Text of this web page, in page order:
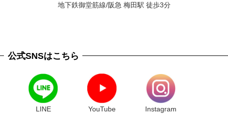
地下鉄御堂筋線/阪急 梅田駅 徒歩3分
公式SNSはこちら
LINE YouTube Instagram